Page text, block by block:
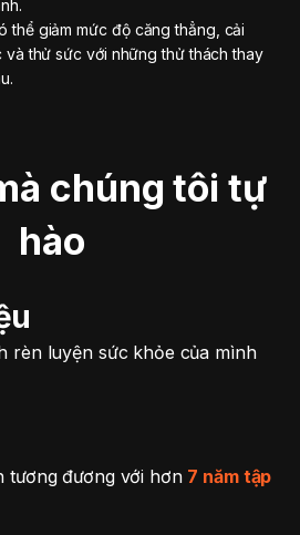
thể giảm mức độ căng thẳng, cải
và thử sức với những thử thách thay
chúng tôi tự
hào
rèn luyện sức khỏe của mình
tương đương với hơn 7 năm tập